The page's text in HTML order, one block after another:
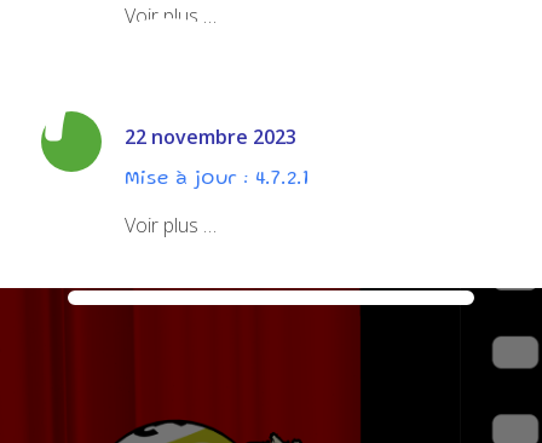
Voir plus …
22 novembre 2023
Mise à jour : 4.7.2.1
Voir plus …